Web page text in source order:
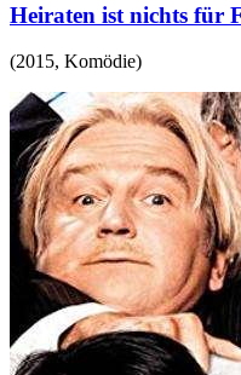
Heiraten ist nichts für
(2015, Komödie)